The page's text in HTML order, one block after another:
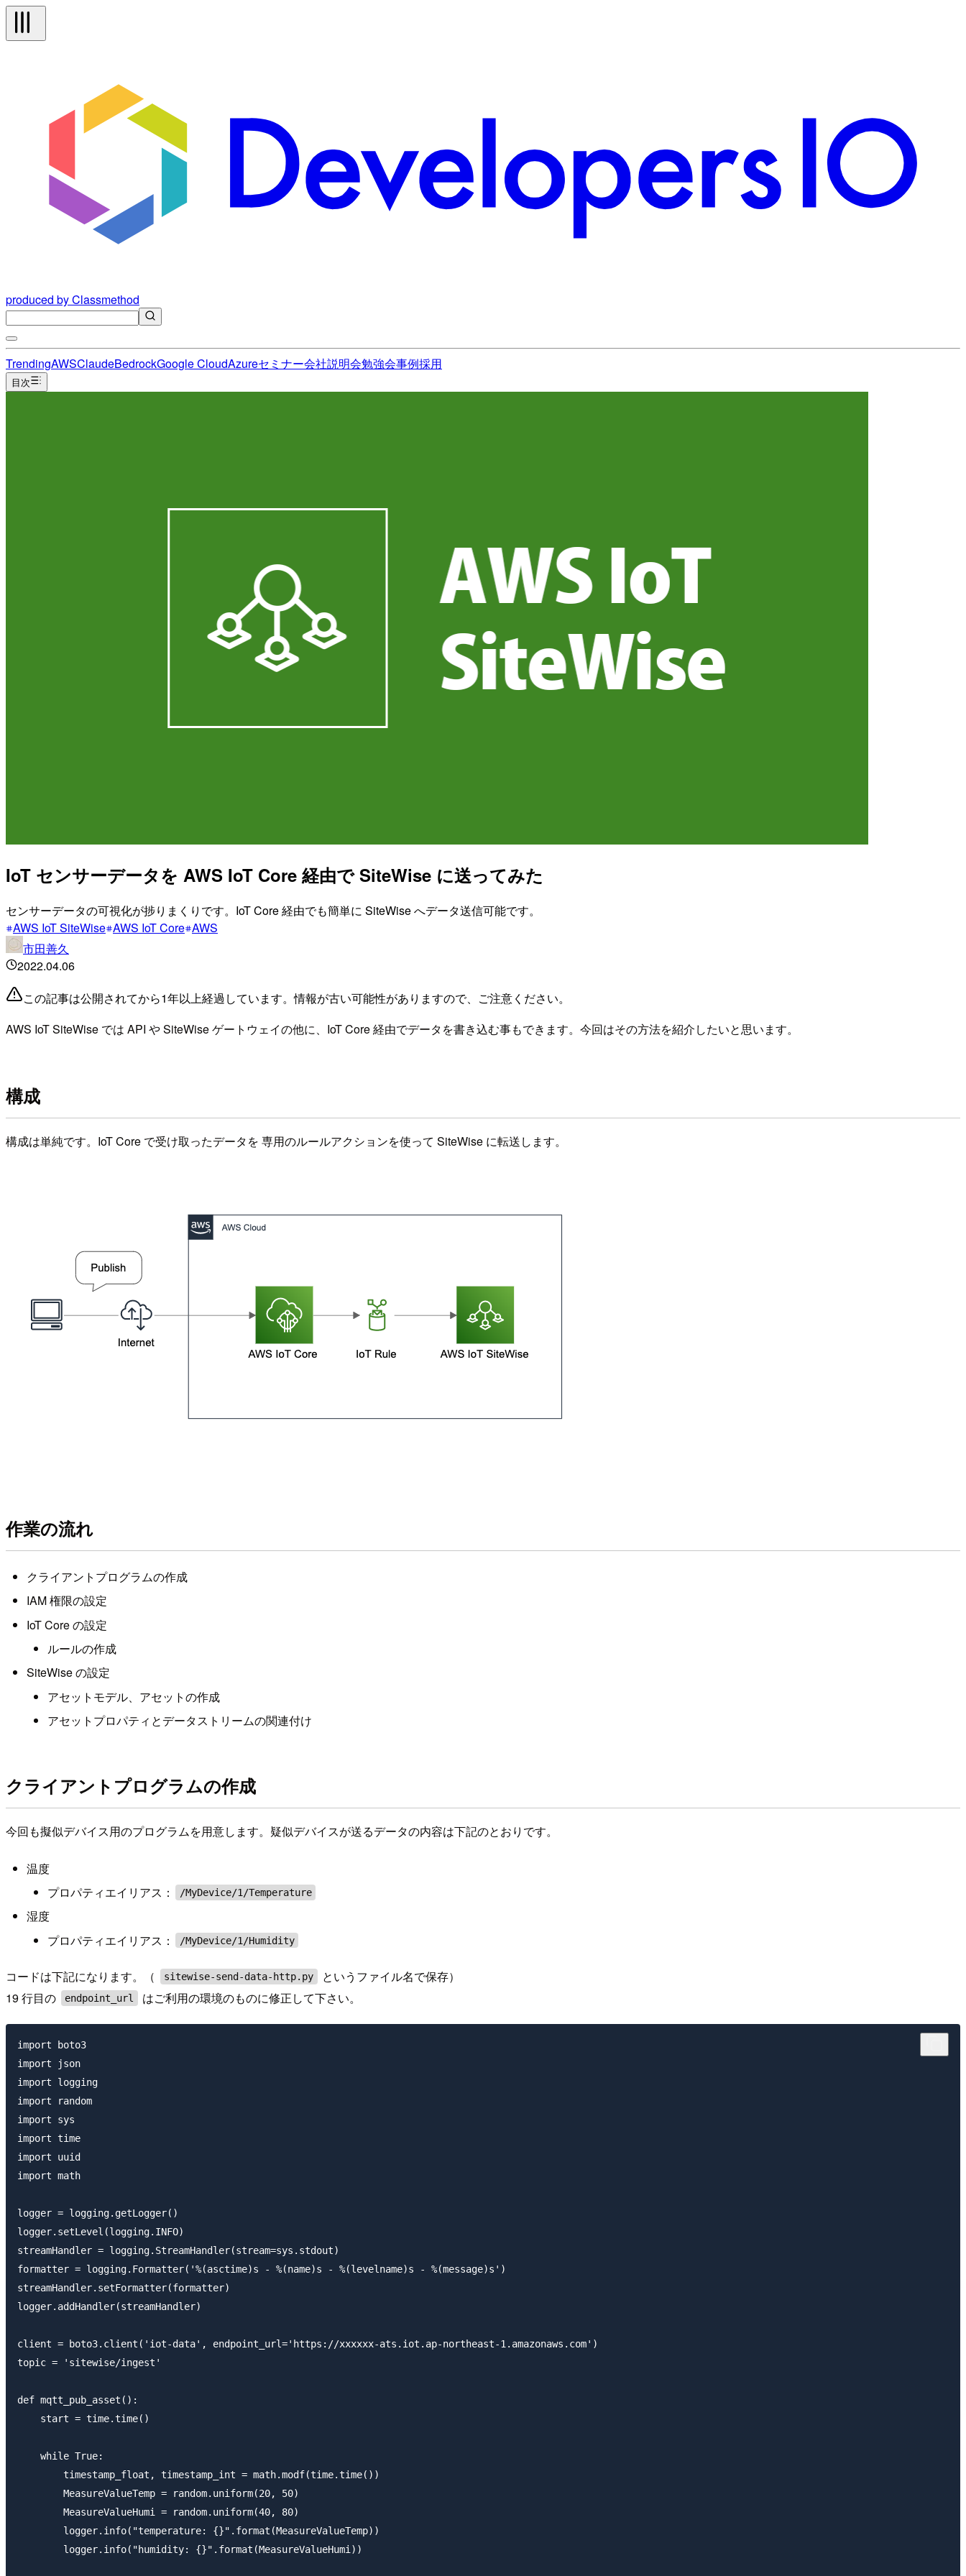
produced by Classmethod
TrendingAWSClaudeBedrockGoogle CloudAzureセミナー会社説明会勉強会事例採用
目次
IoT センサーデータを AWS IoT Core 経由で SiteWise に送ってみた
センサーデータの可視化が捗りまくりです。IoT Core 経由でも簡単に SiteWise へデータ送信可能です。
AWS IoT SiteWise AWS IoT Core AWS
市田善久
2022.04.06
この記事は公開されてから1年以上経過しています。情報が古い可能性がありますので、ご注意ください。
AWS IoT SiteWise では API や SiteWise ゲートウェイの他に、IoT Core 経由でデータを書き込む事もできます。今回はその方法を紹介したいと思います。
構成
構成は単純です。IoT Core で受け取ったデータを 専用のルールアクションを使って SiteWise に転送します。
作業の流れ
クライアントプログラムの作成
IAM 権限の設定
IoT Core の設定
ルールの作成
SiteWise の設定
アセットモデル、アセットの作成
アセットプロパティとデータストリームの関連付け
クライアントプログラムの作成
今回も擬似デバイス用のプログラムを用意します。疑似デバイスが送るデータの内容は下記のとおりです。
温度
プロパティエイリアス：
/MyDevice/1/Temperature
湿度
プロパティエイリアス：
/MyDevice/1/Humidity
コードは下記になります。（ sitewise-send-data-http.py
というファイル名で保存）
19 行目の
endpoint_url はご利用の環境のものに修正して下さい。
import boto3
import json
import logging
import random
import sys
import time
import uuid
import math
logger = logging.getLogger()
logger.setLevel(logging.INFO)
streamHandler = logging.StreamHandler(stream=sys.stdout)
formatter = logging.Formatter('%(asctime)s - %(name)s - %(levelname)s - %(message)s')
streamHandler.setFormatter(formatter)
logger.addHandler(streamHandler)
client = boto3.client('iot-data', endpoint_url='https://xxxxxx-ats.iot.ap-northeast-1.amazonaws.com')
topic = 'sitewise/ingest'
def mqtt_pub_asset():
    start = time.time()
    while True:
        timestamp_float, timestamp_int = math.modf(time.time())
        MeasureValueTemp = random.uniform(20, 50)
        MeasureValueHumi = random.uniform(40, 80)
        logger.info("temperature: {}".format(MeasureValueTemp))
        logger.info("humidity: {}".format(MeasureValueHumi))